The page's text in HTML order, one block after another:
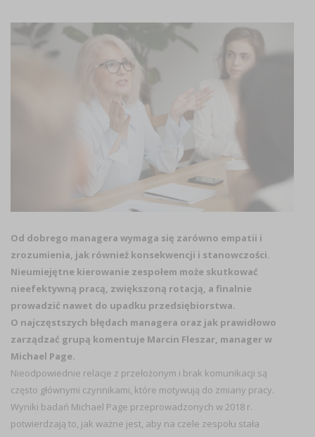
Od dobrego managera wymaga się zarówno empatii i
zrozumienia, jak również konsekwencji i stanowczości.
Nieumiejętne kierowanie zespołem może skutkować
nieefektywną pracą, zwiększoną rotacją, a finalnie
prowadzić nawet do upadku przedsiębiorstwa.
O najczęstszych błędach managera oraz jak prawidłowo
zarządzać grupą komentuje Marcin Fleszar, manager w
Michael Page.
Nieodpowiednie relacje z przełożonym i brak komunikacji są
często głównymi czynnikami, które motywują do zmiany pracy.
Wyniki badań Michael Page przeprowadzonych w 2018 r.
potwierdzają to, jak ważne jest, aby na czele zespołu stała